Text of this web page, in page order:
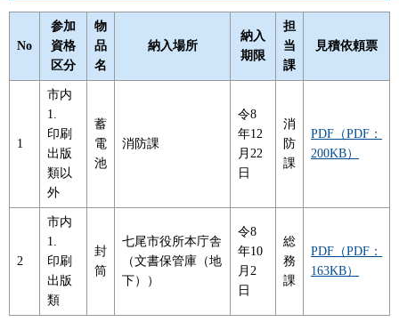
No
参加
資格
区分
物
品
名
納入場所
納入
期限
担
当
課
見積依頼票
1
市内
1.
印刷
出版
類以
外
蓄
電
池
消防課
令8
年12
月22
日
消
防
課
PDF（PDF：
200KB）
2
市内
1.
印刷
出版
類
封
筒
七尾市役所本庁舎
（文書保管庫（地
下））
令8
年10
月2
日
総
務
課
PDF（PDF：
163KB）